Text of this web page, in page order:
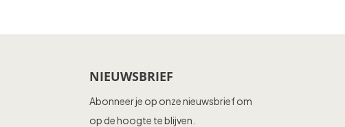
NIEUWSBRIEF
Abonneer je op onze nieuwsbrief om
op de hoogte te blijven.